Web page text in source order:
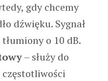
gdy chcemy
dźwięku. Sygnał
o 10 dB.
– służy do